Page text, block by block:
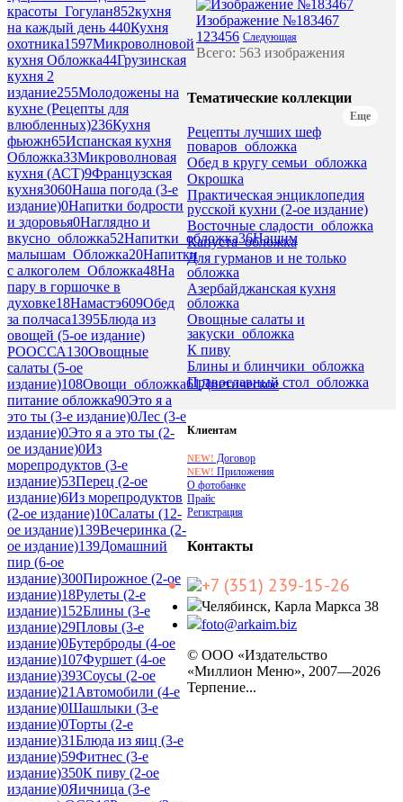
красоты_Гогулан852кухня
на каждый день 440Кухня
охотника1597Микроволновой
кухня Обложка44Грузинская
кухня 2
издание255Молодожены на
кухне (Рецепты для
влюбленных)236Кухня
фьюжн65Испанская кухня
Обложка33Микроволновая
кухня (АСТ)9Французская
кухня3060Наша погода (3-е
издание)0Напитки бодрости
и здоровья0Наглядно и
вкусно_обложка52Напитки_обложка36Нашим
малышам_Обложка20Напитки
с алкоголем_Обложка48На
пару в горшочке в
духовке18Намастэ609Обед
за полчаса1395Блюда из
овощей (5-ое издание)
РООССА130Овощные
салаты (5-ое
издание)108Овощи_обложка61Диетическое
питание обложка90Это я а
это ты (3-е издание)0Лес (3-е
издание)0Это я а это ты (2-
ое издание)0Из
морепродуктов (3-е
издание)53Перец (2-ое
издание)6Из морепродуктов
(2-ое издание)10Салаты (12-
ое издание)139Вечеринка (2-
ое издание)139Домашний
пир (6-ое
издание)300Пирожное (2-ое
издание)18Рулеты (2-е
издание)152Блины (3-е
издание)29Пловы (3-е
издание)0Бутерброды (4-ое
издание)107Фуршет (4-ое
издание)393Соусы (2-ое
издание)21Автомобили (4-е
издание)0Шашлыки (3-е
издание)0Торты (2-е
издание)31Блюда из яиц (3-е
издание)59Фитнес (3-е
издание)350К пиву (2-ое
издание)0Яичница (3-е
Изображение №183467
1 23456 Следующая
Всего: 563 изображения
Тематические коллекции
Еще
Рецепты лучших шеф
поваров_обложка
Обед в кругу семьи_обложка
Окрошка
Практическая энциклопедия
русской кухни (2-ое издание)
Восточные сладости_обложка
Капуста_обложка
Для гурманов и не только
обложка
Азербайджанская кухня
обложка
Овощные салаты и
закуски_обложка
К пиву
Блины и блинчики_обложка
Православный стол_обложка
Клиентам
NEW! Договор
NEW! Приложения
О фотобанке
Прайс
Регистрация
Контакты
+7 (351) 239-15-26
Челябинск, Карла Маркса 38
foto@arkaim.biz
© ООО «Издательство
«Миллион Меню», 2007—2026
Терпение...